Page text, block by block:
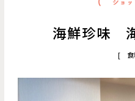
海鮮珍味
[ 食